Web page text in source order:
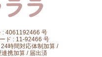
: 4061192466 号
ド : 11-92466 号
時間対応体制加算 /
携加算 / 届出済